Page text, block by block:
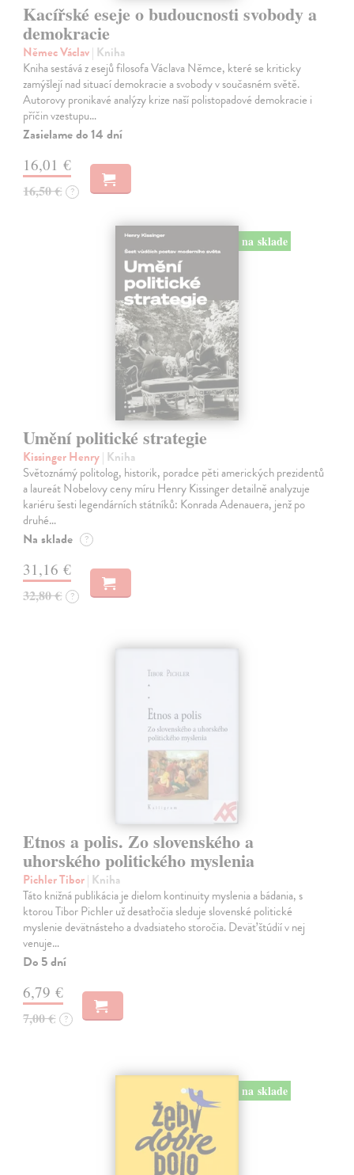
Kacířské eseje o budoucnosti svobody a
demokracie
Němec Václav| Kniha
Kniha sestává z esejů filosofa Václava Němce, které se kriticky
zamýšlejí nad situací demokracie a svobody v současném světě.
Autorovy pronikavé analýzy krize naší polistopadové demokracie i
příčin vzestupu…
Zasielame do 14 dní
16,01 €
16,50 € ?
na sklade
Umění politické strategie
Kissinger Henry| Kniha
Světoznámý politolog, historik, poradce pěti amerických prezidentů
a laureát Nobelovy ceny míru Henry Kissinger detailně analyzuje
kariéru šesti legendárních státníků: Konrada Adenauera, jenž po
druhé…
Na sklade ?
31,16 €
32,80 € ?
Etnos a polis. Zo slovenského a
uhorského politického myslenia
Pichler Tibor| Kniha
Táto knižná publikácia je dielom kontinuity myslenia a bádania, s
ktorou Tibor Pichler už desaťročia sleduje slovenské politické
myslenie devätnásteho a dvadsiateho storočia. Deväť štúdií v nej
venuje…
Do 5 dní
6,79 €
7,00 € ?
na sklade